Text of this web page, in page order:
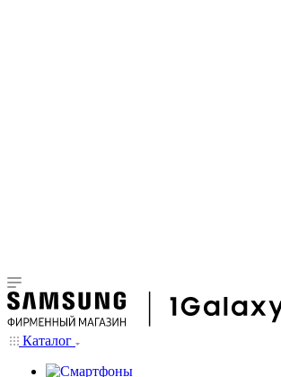
Каталог